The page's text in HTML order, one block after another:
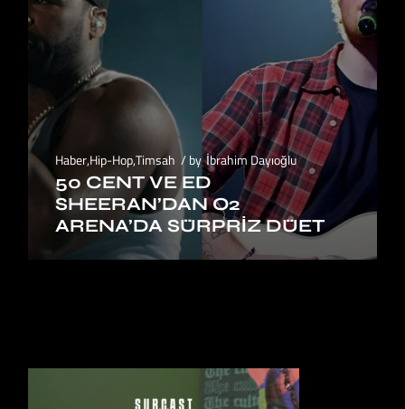
Haber,Hip-Hop,Timsah by İbrahim Dayıoğlu
50 CENT VE ED
SHEERAN’DAN O2
ARENA’DA SÜRPRIZ DÜET